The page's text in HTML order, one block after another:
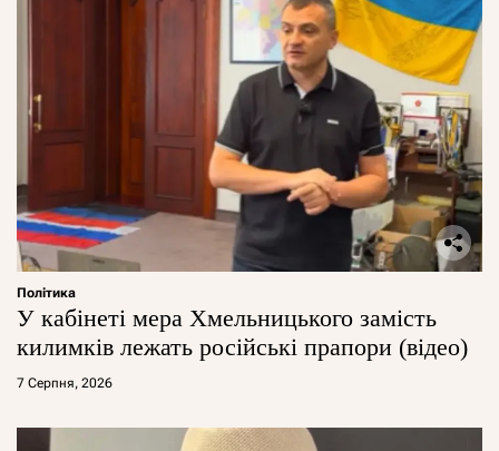
Політика
У кабінеті мера Хмельницького замість
килимків лежать російські прапори (відео)
7 Серпня, 2026